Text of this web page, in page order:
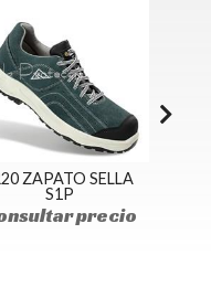
RS20016
Consultar